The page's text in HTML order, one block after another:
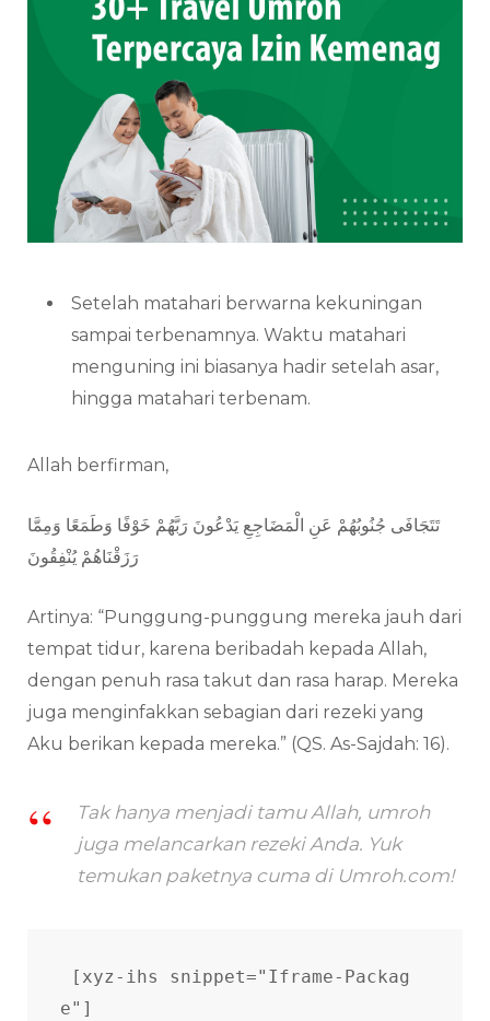
Setelah matahari berwarna kekuningan
sampai terbenamnya. Waktu matahari
menguning ini biasanya hadir setelah asar,
hingga matahari terbenam.
Allah berfirman,
تَتَجَافَى جُنُوبُهُمْ عَنِ الْمَضَاجِعِ يَدْعُونَ رَبَّهُمْ خَوْفًا وَطَمَعًا وَمِمَّا
رَزَقْنَاهُمْ يُنْفِقُونَ
Artinya: “Punggung-punggung mereka jauh dari
tempat tidur, karena beribadah kepada Allah,
dengan penuh rasa takut dan rasa harap. Mereka
juga menginfakkan sebagian dari rezeki yang
Aku berikan kepada mereka.” (QS. As-Sajdah: 16).
Tak hanya menjadi tamu Allah, umroh
juga melancarkan rezeki Anda. Yuk
temukan paketnya cuma di Umroh.com!
[xyz-ihs snippet="Iframe-Packag
e"]